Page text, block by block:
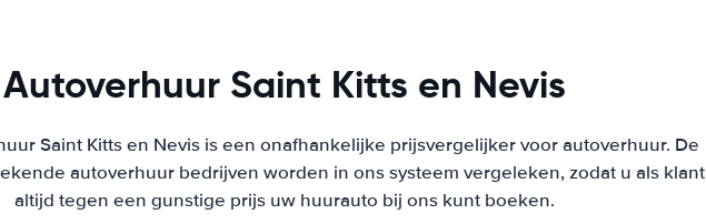
Autoverhuur Saint Kitts en Nevis
Saint Kitts en Nevis is een onafhankelijke prijsvergelijker voor autoverhuur. De
autoverhuur bedrijven worden in ons systeem vergeleken, zodat u als klant
altijd tegen een gunstige prijs uw huurauto bij ons kunt boeken.